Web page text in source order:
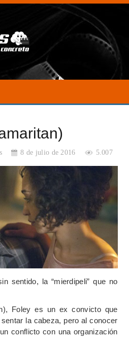
8 de julio de 2016 5.007
sentido, la “mierdipeli” que no
Foley es un ex convicto que
la cabeza, pero al conocer
conflicto con una organización